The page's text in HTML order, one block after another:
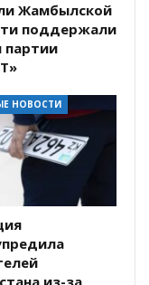
Жамбылской
поддержали
партии
НОВОСТИ